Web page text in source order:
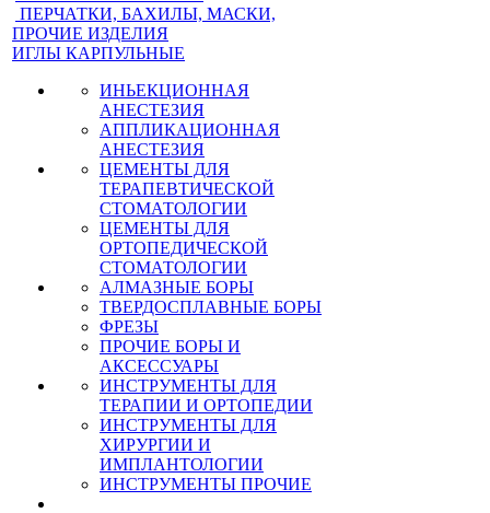
ПЕРЧАТКИ, БАХИЛЫ, МАСКИ,
ПРОЧИЕ ИЗДЕЛИЯ
ИГЛЫ КАРПУЛЬНЫЕ
ИНЬЕКЦИОННАЯ
АНЕСТЕЗИЯ
АППЛИКАЦИОННАЯ
АНЕСТЕЗИЯ
ЦЕМЕНТЫ ДЛЯ
ТЕРАПЕВТИЧЕСКОЙ
СТОМАТОЛОГИИ
ЦЕМЕНТЫ ДЛЯ
ОРТОПЕДИЧЕСКОЙ
СТОМАТОЛОГИИ
АЛМАЗНЫЕ БОРЫ
ТВЕРДОСПЛАВНЫЕ БОРЫ
ФРЕЗЫ
ПРОЧИЕ БОРЫ И
АКСЕССУАРЫ
ИНСТРУМЕНТЫ ДЛЯ
ТЕРАПИИ И ОРТОПЕДИИ
ИНСТРУМЕНТЫ ДЛЯ
ХИРУРГИИ И
ИМПЛАНТОЛОГИИ
ИНСТРУМЕНТЫ ПРОЧИЕ